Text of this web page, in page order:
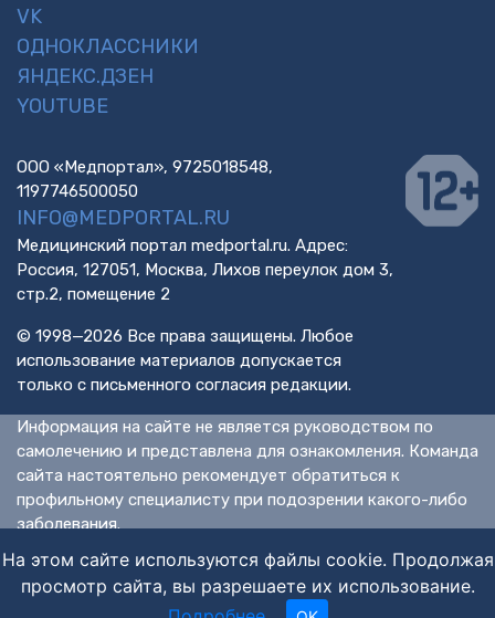
VK
ОДНОКЛАССНИКИ
ЯНДЕКС.ДЗЕН
YOUTUBE
ООО «Медпортал», 9725018548,
1197746500050
INFO@MEDPORTAL.RU
Медицинский портал medportal.ru. Адрес:
Россия, 127051, Москва, Лихов переулок дом 3,
стр.2, помещение 2
© 1998—2026 Все права защищены. Любое
использование материалов допускается
только с письменного согласия редакции.
Информация на сайте не является руководством по
самолечению и представлена для ознакомления. Команда
сайта настоятельно рекомендует обратиться к
профильному специалисту при подозрении какого-либо
заболевания.
ИМЕЮТСЯ ПРОТИВОПОКАЗАНИЯ. НЕОБХОДИМА
КОНСУЛЬТАЦИЯ СПЕЦИАЛИСТА.
На этом сайте используются файлы cookie. Продолжая
просмотр сайта, вы разрешаете их использование.